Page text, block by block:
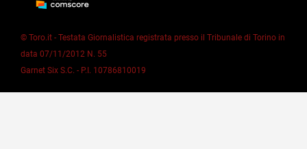
© Toro.it - Testata Giornalistica registrata presso il Tribunale di Torino in
data 07/11/2012 N. 55
Garnet Six S.C. - P.I. 10786810019